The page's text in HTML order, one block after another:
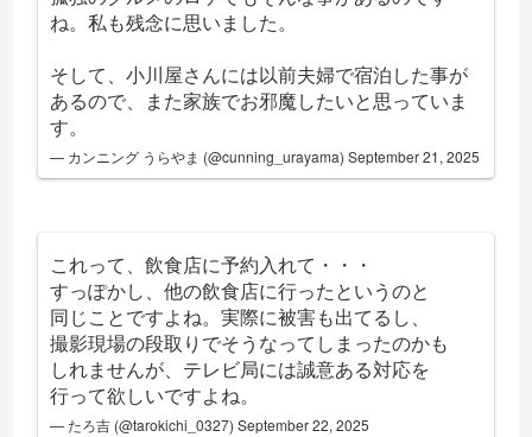
ね。私も残念に思いました。
そして、小川屋さんには以前夫婦で宿泊した事が
あるので、また家族でお邪魔したいと思っていま
す。
— カンニング うらやま (@cunning_urayama)September 21, 2025
これって、飲食店に予約入れて・・・
すっぽかし、他の飲食店に行ったというのと
同じことですよね。実際に被害も出てるし、
撮影現場の段取りでそうなってしまったのかも
しれませんが、テレビ局には誠意ある対応を
行って欲しいですよね。
— たろ吉 (@tarokichi_0327)September 22, 2025